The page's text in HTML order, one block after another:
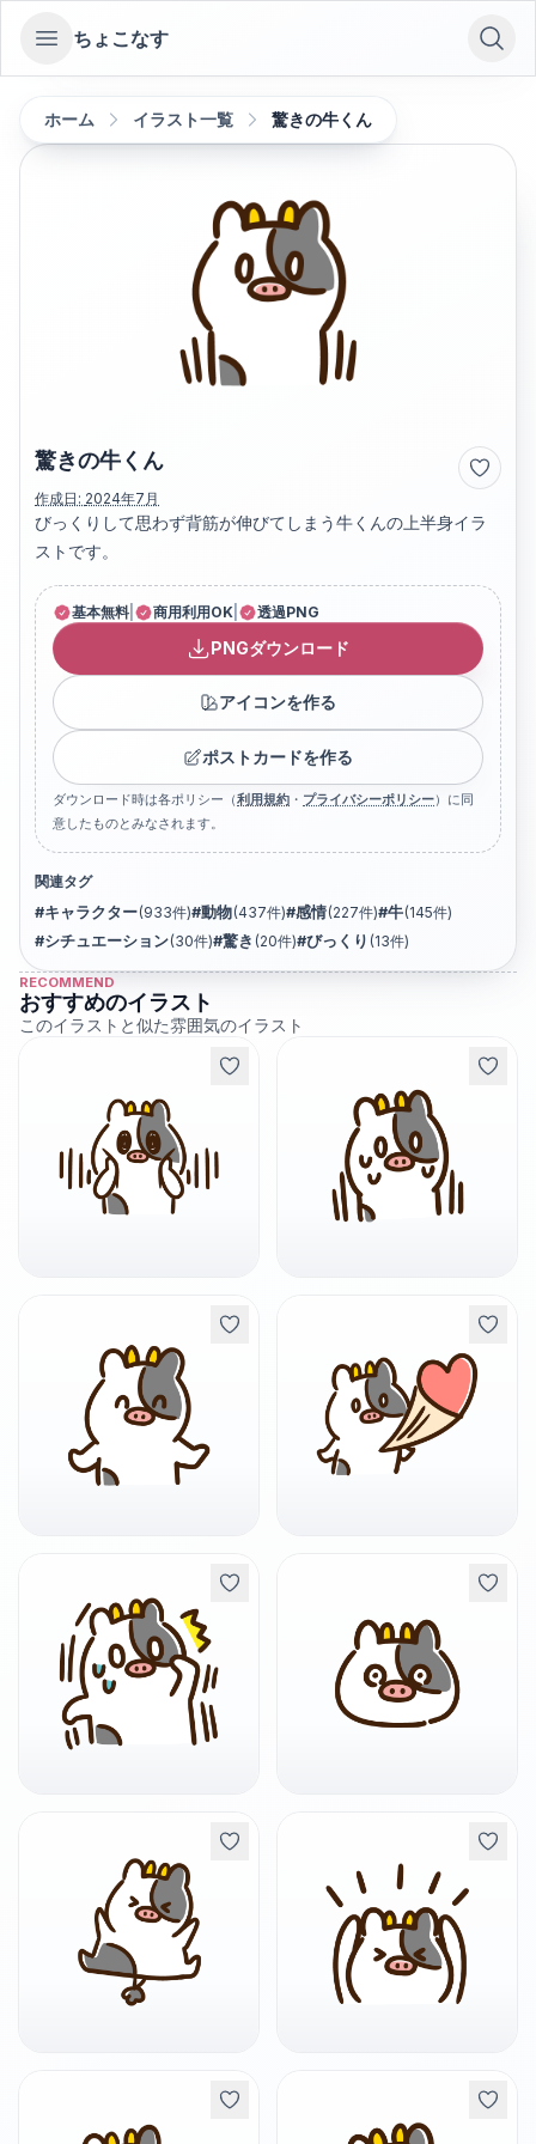
Open sidebar
ちょこなす
ホーム イラスト一覧 驚きの牛くん
驚きの牛くん
作成日: 2024年7月
びっくりして思わず背筋が伸びてしまう牛くんの上半身イラ
ストです。
基本無料 商用利用OK 透過PNG
PNGダウンロード
アイコンを作る
ポストカードを作る
ダウンロード時は各ポリシー（利用規約 ・ プライバシーポリシー）に同
意したものとみなされます。
関連タグ
#キャラクター(933件)#動物(437件)#感情(227件)#牛(145件)
#シチュエーション(30件)#驚き (20件)#びっくり (13件)
RECOMMEND
おすすめのイラスト
このイラストと似た雰囲気のイラスト